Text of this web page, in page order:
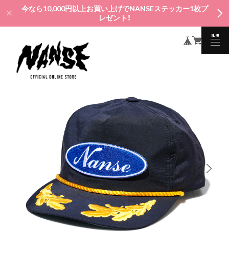
今なら10,000円以上お買い上げでNANSEステッカー1枚プ
レゼント！
MENU
CLOSE